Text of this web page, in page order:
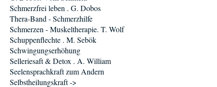
Schmerzfrei leben . G. Dobos
Thera-Band - Schmerzhilfe
Schmerzen - Muskeltherapie. T. Wolf
Schuppenflechte . M. Sebök
Schwingungserhöhung
Selleriesaft & Detox . A. William
Seelensprachkraft zum Andern
Selbstheilungskraft ->